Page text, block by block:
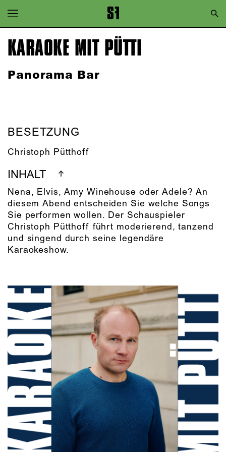
Zur Hauptnavigation springen
Zum Hauptinhalt springen
KARAOKE MIT PÜTTI
Panorama Bar
BESETZUNG
Christoph Pütthoff
INHALT
Nena, Elvis, Amy Winehouse oder Adele? An
diesem Abend entscheiden Sie welche Songs
Sie performen wollen. Der Schauspieler
Christoph Pütthoff führt moderierend, tanzend
und singend durch seine legendäre
Karaokeshow.